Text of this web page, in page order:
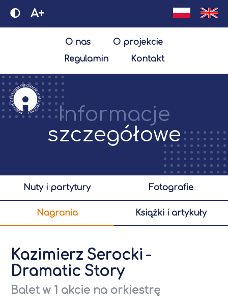
A+
O nas
O projekcie
Regulamin
Kontakt
Informacje
szczegółowe
nuty i partytury fotografie
nagrania książki i artykuły
Kazimierz Serocki -
Dramatic Story
Balet w 1 akcie na orkiestrę